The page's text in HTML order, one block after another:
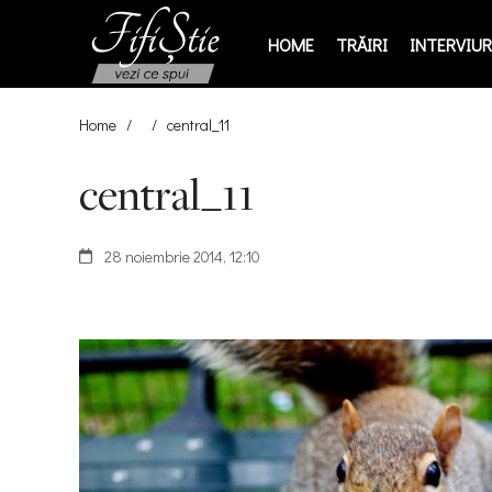
HOME TRĂIRI
Home / / central_11
central_11
28 noiembrie 2014, 12:10